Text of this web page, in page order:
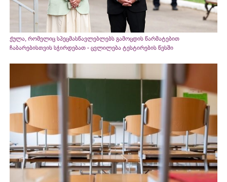
ქულა, რომელიც სპეცმასწავლებლებს გამოცდის წარმატებით
ჩაბარებისთვის სჭირდებათ - ცვლილება ტესტირების წესში